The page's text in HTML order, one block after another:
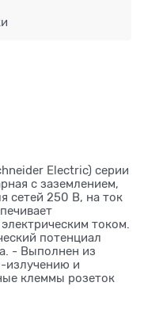
Electric) серии
с заземлением,
сетей 250 В, на ток
током.
потенциал
- Выполнен из
излучению и
клеммы розеток